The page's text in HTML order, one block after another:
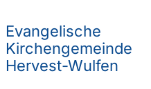
Evangelische
Kirchengemeinde
Hervest-Wulfen